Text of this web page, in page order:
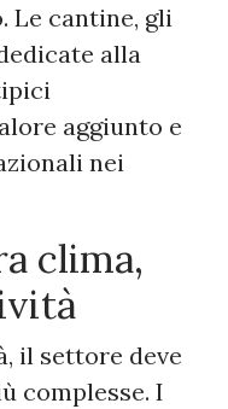
Le cantine, gli
alla
aggiunto e
nei
clima,
il settore deve
complesse. I